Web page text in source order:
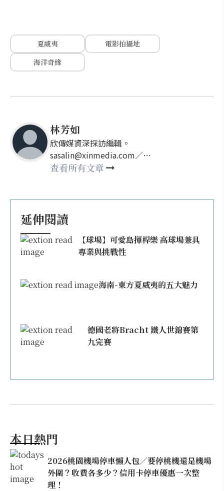
夏威夷
電影拍攝地
海洋奇緣
林芳如
欣傳媒資深採訪編輯。
sasalin@xinmedia.com／
happy21917@gmail.com
查看所有文章
延伸閱讀
【球場】可愛島揮桿樂 高球場兼具
專業與挑戰性
海南-東方夏威夷的五大魅力
德國老將Bracht 鐵人世錦賽第
九完賽
本日熱門
2026桃園機場停車懶人包／要停桃機還是機場
外圍？收費各多少？信用卡停車優惠一次整
理！